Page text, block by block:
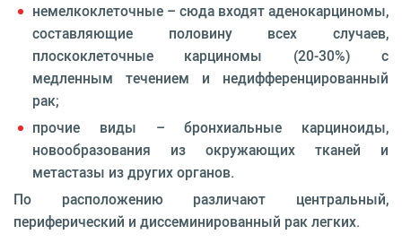
немелкоклеточные – сюда входят аденокарциномы,
составляющие половину всех случаев,
плоскоклеточные карциномы (20-30%) с
медленным течением и недифференцированный
рак;
прочие виды – бронхиальные карциноиды,
новообразования из окружающих тканей и
метастазы из других органов.
По расположению различают центральный,
периферический и диссеминированный рак легких.